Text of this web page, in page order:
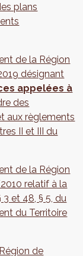
plans
de la Région
désignant
appelées à
des
aux règlements
II et III du
de la Région
relatif à la
et 48, § 5, du
du Territoire
de